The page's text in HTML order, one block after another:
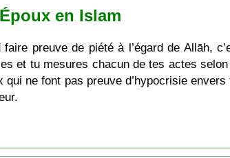
en Islam
preuve de piété à l’égard de Allāh,
et tu mesures chacun de tes actes
ne font pas preuve d’hypocrisie